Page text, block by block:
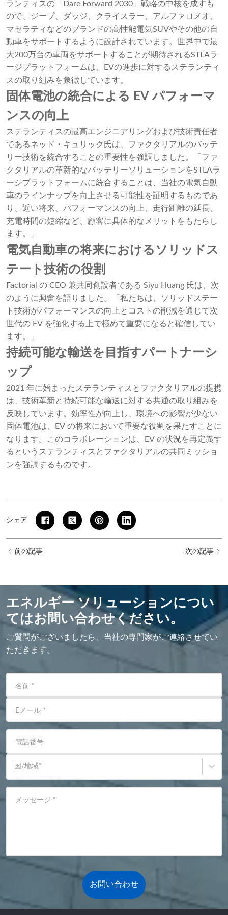
ランティスの「Dare Forward 2030」戦略の中核を成すも
ので、ジープ、ダッジ、クライスラー、アルファロメオ、
マセラティなどのブランドの高性能電気SUVやその他の自
動車をサポートするように設計されています。世界中で最
大200万台の車両をサポートすることが期待されるSTLAラ
ージプラットフォームは、EVの進歩に対するステランティ
スの取り組みを象徴しています。
固体電池の統合による EV パフォーマ
ンスの向上
ステランティスの最高エンジニアリングおよび技術責任者
であるネッド・キュリック氏は、ファクタリアルのバッテ
リー技術を統合することの重要性を強調しました。「ファ
クタリアルの革新的なバッテリーソリューションをSTLAラ
ージプラットフォームに統合することは、当社の電気自動
車のラインナップを向上させる可能性を証明するものであ
り、近い将来、パフォーマンスの向上、走行距離の延長、
充電時間の短縮など、顧客に具体的なメリットをもたらし
ます。」
電気自動車の将来におけるソリッドス
テート技術の役割
Factorial の CEO 兼共同創設者である Siyu Huang 氏は、次
のように興奮を語りました。「私たちは、ソリッドステー
ト技術がパフォーマンスの向上とコストの削減を通じて次
世代の EV を強化する上で極めて重要になると確信してい
ます。」
持続可能な輸送を目指すパートナーシ
ップ
2021 年に始まったステランティスとファクタリアルの提携
は、技術革新と持続可能な輸送に対する共通の取り組みを
反映しています。効率性が向上し、環境への影響が少ない
固体電池は、EV の将来において重要な役割を果たすことに
なります。このコラボレーションは、EV の状況を再定義す
るというステランティスとファクタリアルの共同ミッショ
ンを強調するものです。
シェア
前の記事 次の記事
エネルギー ソリューションについ
てはお問い合わせください。
ご質問がございましたら、当社の専門家がご連絡させてい
ただきます。
名前 *
Eメール *
電話番号
国/地域*
メッセージ *
お問い合わせ